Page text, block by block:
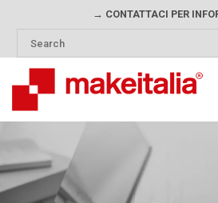
→ CONTATTACI PER